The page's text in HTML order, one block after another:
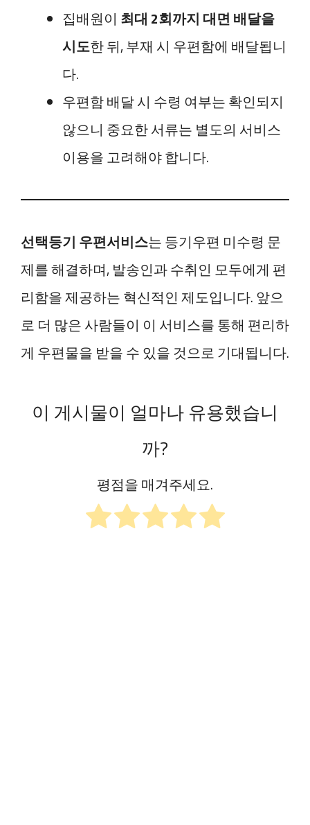
집배원이 최대 2회까지 대면 배달을
시도한 뒤, 부재 시 우편함에 배달됩니
다.
우편함 배달 시 수령 여부는 확인되지
않으니 중요한 서류는 별도의 서비스
이용을 고려해야 합니다.
선택등기 우편서비스는 등기우편 미수령 문
제를 해결하며, 발송인과 수취인 모두에게 편
리함을 제공하는 혁신적인 제도입니다. 앞으
로 더 많은 사람들이 이 서비스를 통해 편리하
게 우편물을 받을 수 있을 것으로 기대됩니다.
이 게시물이 얼마나 유용했습니
까?
평점을 매겨주세요.